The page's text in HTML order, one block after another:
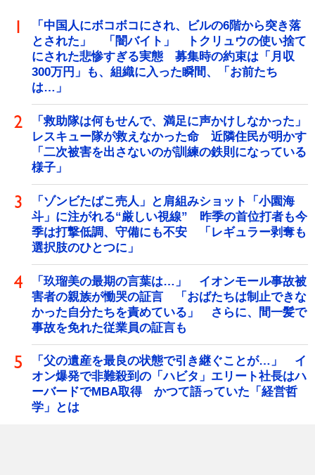
「中国人にボコボコにされ、ビルの6階から突き落
とされた」 「闇バイト」 トクリュウの使い捨て
にされた悲惨すぎる実態 募集時の約束は「月収
300万円」も、組織に入った瞬間、「お前たち
は…」
「救助隊は何もせんで、満足に声かけしなかった」
レスキュー隊が救えなかった命 近隣住民が明かす
「二次被害を出さないのが訓練の鉄則になっている
様子」
「ゾンビたばこ売人」と肩組みショット「小園海
斗」に注がれる“厳しい視線” 昨季の首位打者も今
季は打撃低調、守備にも不安 「レギュラー剥奪も
選択肢のひとつに」
「玖瑠美の最期の言葉は…」 イオンモール事故被
害者の親族が慟哭の証言 「おばたちは制止できな
かった自分たちを責めている」 さらに、間一髪で
事故を免れた従業員の証言も
「父の遺産を最良の状態で引き継ぐことが…」 イ
オン爆発で非難殺到の「ハビタ」エリート社長はハ
ーバードでMBA取得 かつて語っていた「経営哲
学」とは